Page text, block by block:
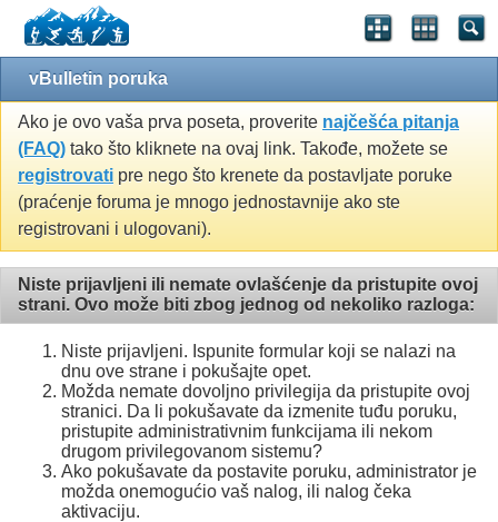
vBulletin poruka
Ako je ovo vaša prva poseta, proverite najčešća pitanja
(FAQ) tako što kliknete na ovaj link. Takođe, možete se
registrovati pre nego što krenete da postavljate poruke
(praćenje foruma je mnogo jednostavnije ako ste
registrovani i ulogovani).
Niste prijavljeni ili nemate ovlašćenje da pristupite ovoj
strani. Ovo može biti zbog jednog od nekoliko razloga:
Niste prijavljeni. Ispunite formular koji se nalazi na
dnu ove strane i pokušajte opet.
Možda nemate dovoljno privilegija da pristupite ovoj
stranici. Da li pokušavate da izmenite tuđu poruku,
pristupite administrativnim funkcijama ili nekom
drugom privilegovanom sistemu?
Ako pokušavate da postavite poruku, administrator je
možda onemogućio vaš nalog, ili nalog čeka
aktivaciju.